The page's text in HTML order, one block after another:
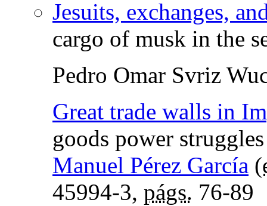
Jesuits, exchanges,
cargo of musk in the
Pedro Omar Svriz
Great trade walls in
goods power
Manuel Pérez García (
45994-3, págs. 76-89